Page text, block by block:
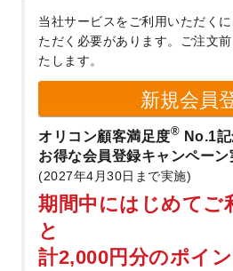
当社サービスをご利用いただく
ただく必要があります。
ご注文
たします。
新規会員
オリコン顧客満足度® No.1
お得な会員登録キャンペーン
(2027年4月30日まで実施)
期間中にはじめてご
と
計2,000円分のポイ